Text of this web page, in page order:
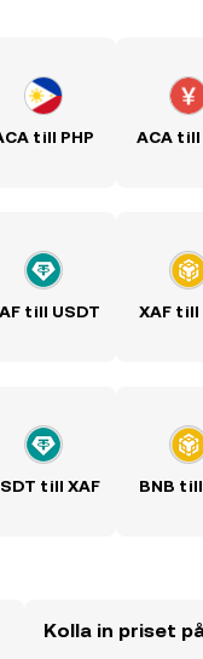
till PHP ACA till
till USDT XAF till
till XAF BNB till
Kolla in priset